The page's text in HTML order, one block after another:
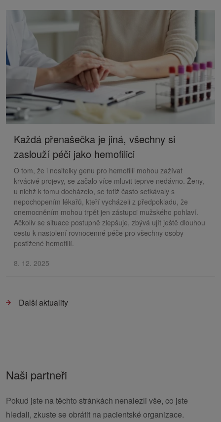
Každá přenašečka je jiná, všechny si
zaslouží péči jako hemofilici
O tom, že i nositelky genu pro hemofilii mohou zažívat
krvácivé projevy, se začalo více mluvit teprve nedávno. Ženy,
u nichž k tomu docházelo, se totiž často setkávaly s
nepochopením lékařů, kteří vycházeli z předpokladu, že
onemocněním mohou trpět jen zástupci mužského pohlaví.
Ačkoliv se situace postupně zlepšuje, zbývá ujít ještě dlouhou
cestu k nastolení rovnocenné péče pro všechny osoby
postižené hemofilií.
8. 12. 2025
Další aktuality
Naši partneři
Pokud jste na těchto stránkách nenalezli vše, co jste
hledali, zkuste se obrátit na pacientské organizace.